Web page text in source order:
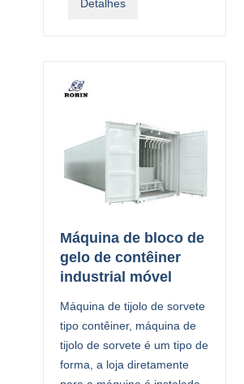
Detalhes
Máquina de bloco de
gelo de contêiner
industrial móvel
Máquina de tijolo de sorvete
tipo contêiner, máquina de
tijolo de sorvete é um tipo de
forma, a loja diretamente